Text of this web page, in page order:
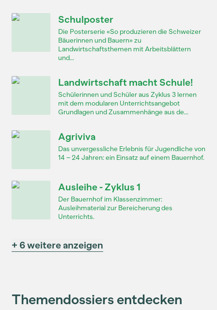
Schulposter
Die Posterserie «So produzieren die Schweizer
Bäuerinnen und Bauern» zu
Landwirtschaftsthemen mit Arbeitsblättern
und...
Landwirtschaft macht Schule!
Schülerinnen und Schüler aus Zyklus 3 lernen
mit dem modularen Unterrichtsangebot
Grundlagen und Zusammenhänge aus de...
Agriviva
Das unvergessliche Erlebnis für Jugendliche von
14 – 24 Jahren: ein Einsatz auf einem Bauernhof.
Ausleihe - Zyklus 1
Der Bauernhof im Klassenzimmer:
Ausleihmaterial zur Bereicherung des
Unterrichts.
+ 6 weitere anzeigen
Themendossiers entdecken